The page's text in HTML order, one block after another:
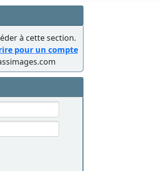
à cette section.
pour un compte